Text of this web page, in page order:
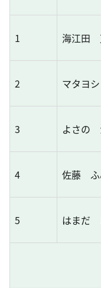
1 海江田
2 マタヨ
3 よさの
4 佐藤 ふ
5 はまだ